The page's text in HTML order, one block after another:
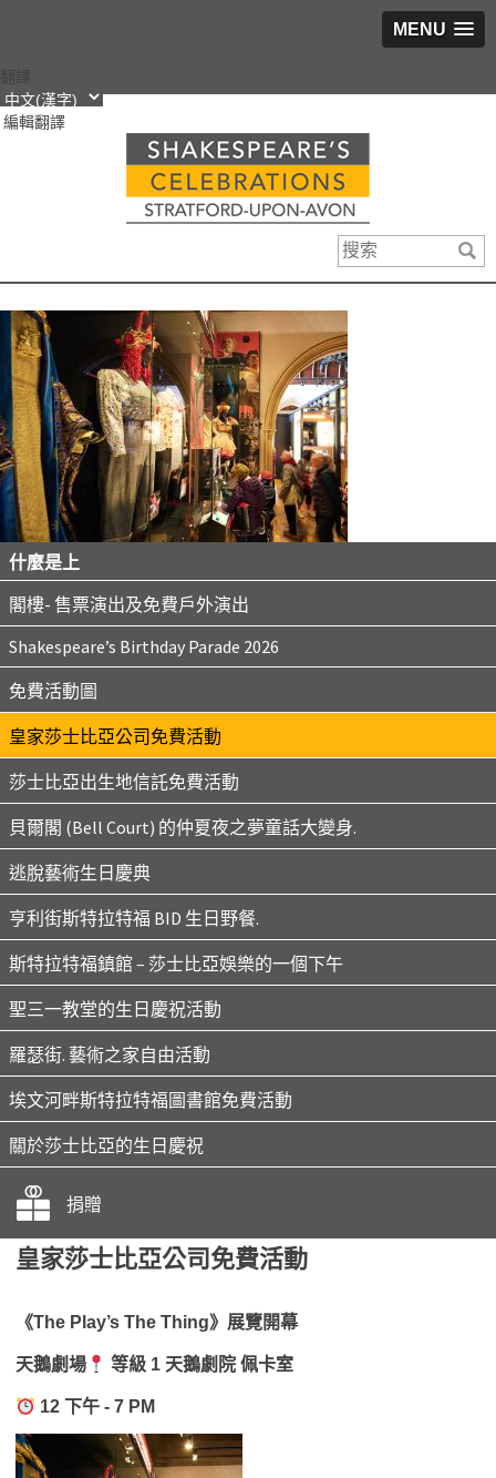
MENU
轉
到
編輯翻譯
什麼是上
閣樓- 售票演出及免費戶外演出
Shakespeare’s Birthday Parade 2026
免費活動圖
皇家莎士比亞公司免費活動
莎士比亞出生地信託免費活動
貝爾閣 (Bell Court) 的仲夏夜之夢童話大變身.
逃脫藝術生日慶典
亨利街斯特拉特福 BID 生日野餐.
斯特拉特福鎮館 – 莎士比亞娛樂的一個下午
聖三一教堂的生日慶祝活動
羅瑟街. 藝術之家自由活動
埃文河畔斯特拉特福圖書館免費活動
關於莎士比亞的生日慶祝
捐贈
皇家莎士比亞公司免費活動
《The Play’s The Thing》展覽開幕
天鵝劇場 等級 1 天鵝劇院 佩卡室
12 下午 - 7 PM